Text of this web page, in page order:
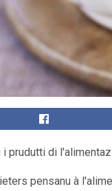
i prudutti di
pensanu à